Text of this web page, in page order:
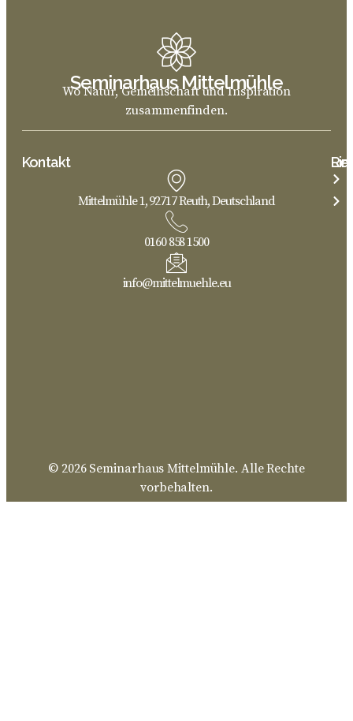
Seminarhaus Mittelmühle
Wo Natur, Gemeinschaft und Inspiration
zusammenfinden.
Kontakt
Mittelmühle 1, 92717 Reuth, Deutschland
0160 858 1500
info@mittelmuehle.eu
© 2026 Seminarhaus Mittelmühle. Alle Rechte
vorbehalten.